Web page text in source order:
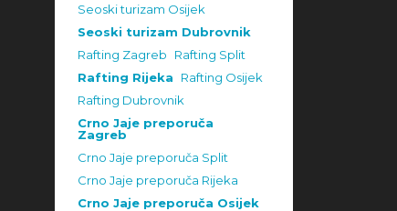
Seoski turizam Osijek
Seoski turizam Dubrovnik
Rafting Zagreb
Rafting Split
Rafting Rijeka
Rafting Osijek
Rafting Dubrovnik
Crno Jaje preporuča
Zagreb
Crno Jaje preporuča Split
Crno Jaje preporuča Rijeka
Crno Jaje preporuča Osijek